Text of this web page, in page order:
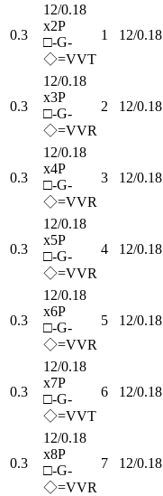
0.3
12/0.18
x2P
□-G-
◇=VVT
1 12/0.18
0.3
12/0.18
x3P
□-G-
◇=VVR
2 12/0.18
0.3
12/0.18
x4P
□-G-
◇=VVR
3 12/0.18
0.3
12/0.18
x5P
□-G-
◇=VVR
4 12/0.18
0.3
12/0.18
x6P
□-G-
◇=VVR
5 12/0.18
0.3
12/0.18
x7P
□-G-
◇=VVT
6 12/0.18
0.3
12/0.18
x8P
□-G-
◇=VVR
7 12/0.18